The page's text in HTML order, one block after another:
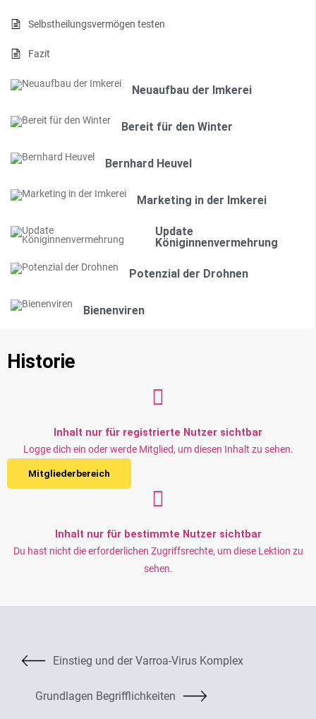
Selbstheilungsvermögen testen
Fazit
Neuaufbau der Imkerei
Bereit für den Winter
Bernhard Heuvel
Marketing in der Imkerei
Update
Königinnenvermehrung
Potenzial der Drohnen
Bienenviren
Historie
Inhalt nur für registrierte Nutzer sichtbar
Logge dich ein oder werde Mitglied, um diesen Inhalt zu sehen.
Mitgliederbereich
Inhalt nur für bestimmte Nutzer sichtbar
Du hast nicht die erforderlichen Zugriffsrechte, um diese Lektion zu
sehen.
Einstieg und der Varroa-Virus Komplex
Grundlagen Begrifflichkeiten